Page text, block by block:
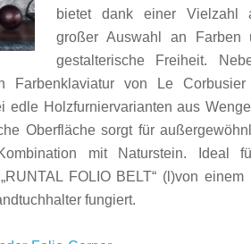
bietet dank einer Vielzahl
großer Auswahl an Farben
gestalterische Freiheit.
Farbenklaviatur von Le
edle Holzfurniervarianten aus
Oberfläche sorgt für
mit Naturstein. Ideal
FOLIO BELT“ (l)von
fungiert.